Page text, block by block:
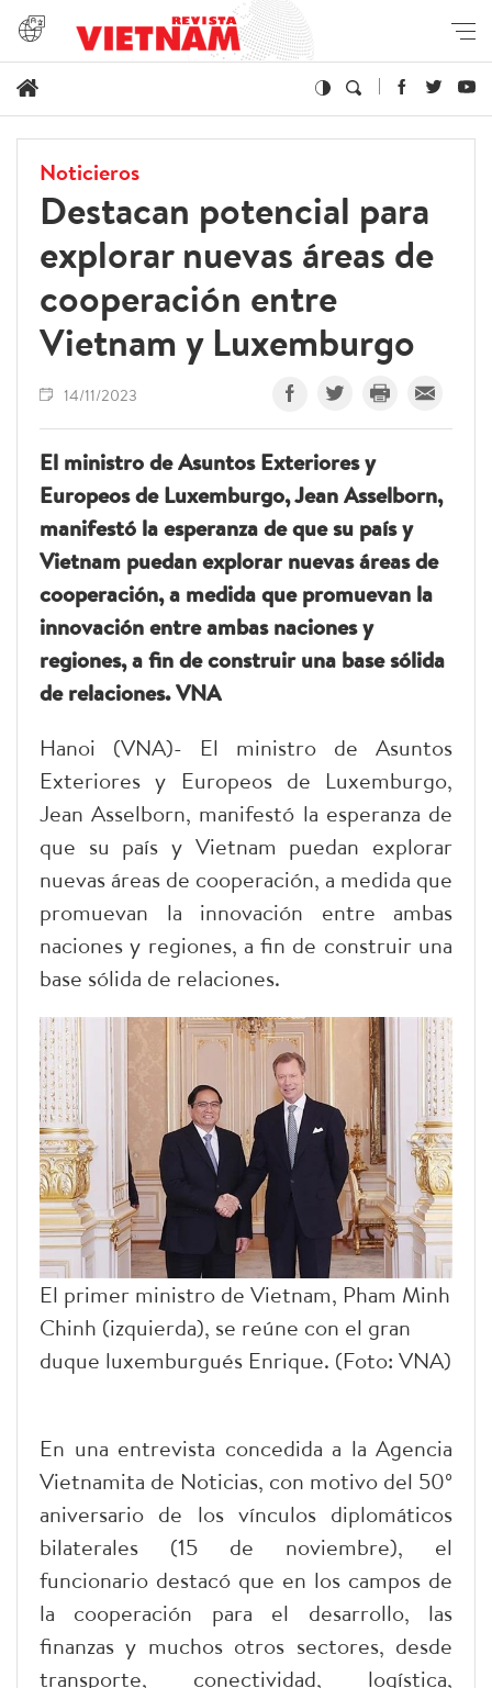
Noticieros
Destacan potencial para
explorar nuevas áreas de
cooperación entre
Vietnam y Luxemburgo
14/11/2023
El ministro de Asuntos Exteriores y
Europeos de Luxemburgo, Jean Asselborn,
manifestó la esperanza de que su país y
Vietnam puedan explorar nuevas áreas de
cooperación, a medida que promuevan la
innovación entre ambas naciones y
regiones, a fin de construir una base sólida
de relaciones. VNA
Hanoi (VNA)- El ministro de Asuntos
Exteriores y Europeos de Luxemburgo,
Jean Asselborn, manifestó la esperanza de
que su país y Vietnam puedan explorar
nuevas áreas de cooperación, a medida que
promuevan la innovación entre ambas
naciones y regiones, a fin de construir una
base sólida de relaciones.
El primer ministro de Vietnam, Pham Minh
Chinh (izquierda), se reúne con el gran
duque luxemburgués Enrique. (Foto: VNA)
En una entrevista concedida a la Agencia
Vietnamita de Noticias, con motivo del 50º
aniversario de los vínculos diplomáticos
bilaterales (15 de noviembre), el
funcionario destacó que en los campos de
la cooperación para el desarrollo, las
finanzas y muchos otros sectores, desde
transporte, conectividad, logística,